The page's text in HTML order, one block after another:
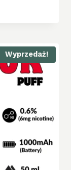
Wyprzedaż!